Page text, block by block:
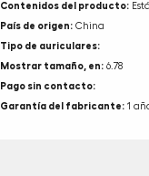
Contenidos del producto:
País de origen:China
Tipo de auriculares:
Mostrar tamaño, en:6.78
Pago sin contacto:
Garantía del fabricante:1